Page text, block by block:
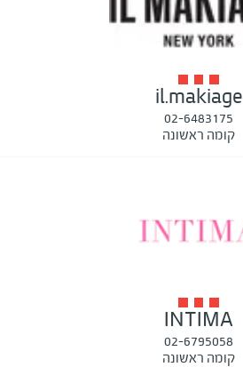
il.makiage
02-6483175
קומה ראשונה
INTIMA
02-6795058
קומה ראשונה